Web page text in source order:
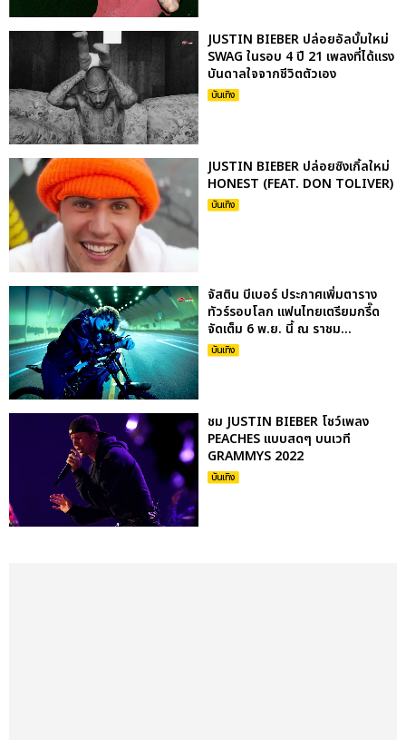
JUSTIN BIEBER ปล่อยอัลบั้มใหม่
SWAG ในรอบ 4 ปี 21 เพลงที่ได้แรง
บันดาลใจจากชีวิตตัวเอง
บันเทิง
JUSTIN BIEBER ปล่อยซิงเกิ้ลใหม่
HONEST (FEAT. DON TOLIVER)
บันเทิง
จัสติน บีเบอร์ ประกาศเพิ่มตาราง
ทัวร์รอบโลก แฟนไทยเตรียมกรี๊ด
จัดเต็ม 6 พ.ย. นี้ ณ ราชม...
บันเทิง
ชม JUSTIN BIEBER โชว์เพลง
PEACHES แบบสดๆ บนเวที
GRAMMYS 2022
บันเทิง